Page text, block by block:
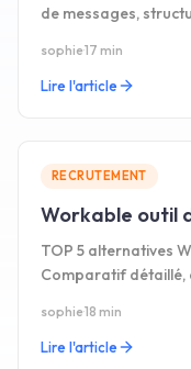
de messages,
sophie·17 min
Lire l'article
RECRUTEMENT
Workable outil
TOP 5 alternatives
Comparatif détaillé,
sophie·18 min
Lire l'article